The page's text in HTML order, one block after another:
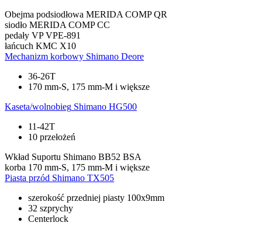
Obejma podsiodłowa MERIDA COMP QR
siodło MERIDA COMP CC
pedały VP VPE-891
łańcuch KMC X10
Mechanizm korbowy Shimano Deore
36-26T
170 mm-S, 175 mm-M i większe
Kaseta/wolnobieg Shimano HG500
11-42T
10 przełożeń
Wkład Suportu Shimano BB52 BSA
korba 170 mm-S, 175 mm-M i większe
Piasta przód Shimano TX505
szerokość przedniej piasty 100x9mm
32 szprychy
Centerlock